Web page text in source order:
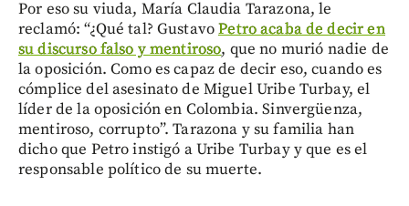
Por eso su viuda, María Claudia Tarazona, le
reclamó: “¿Qué tal? GustavoPetro acaba de decir en
su discurso falso y mentiroso, que no murió nadie de
la oposición. Como es capaz de decir eso, cuando es
cómplice del asesinato de Miguel Uribe Turbay, el
líder de la oposición en Colombia. Sinvergüenza,
mentiroso, corrupto”. Tarazona y su familia han
dicho que Petro instigó a Uribe Turbay y que es el
responsable político de su muerte.